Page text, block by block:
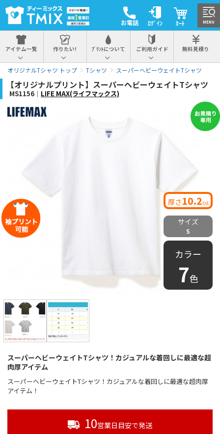
お電話 ﾛｸﾞｲﾝ ｶｰﾄ
アイテム一覧 作りたい! ﾌﾟﾘﾝﾄについて ご利用ガイド 無料見積り
オリジナルTシャツ トップ Tシャツ スーパーヘビーウェイトTシャツ
【オリジナルプリント】スーパーヘビーウェイトTシャツ
MS1156｜ LIFE MAX(ライフマックス)
厚さ10.2oz
サイズ
S
カラー
7色
スーパーヘビーウェイトTシャツ！カジュアルな着回しに最適な超
肉厚アイテム
スーパーヘビーウェイトTシャツ！カジュアルな着回しに最適な超肉厚
アイテム！
10営業日目安で発送
MENU